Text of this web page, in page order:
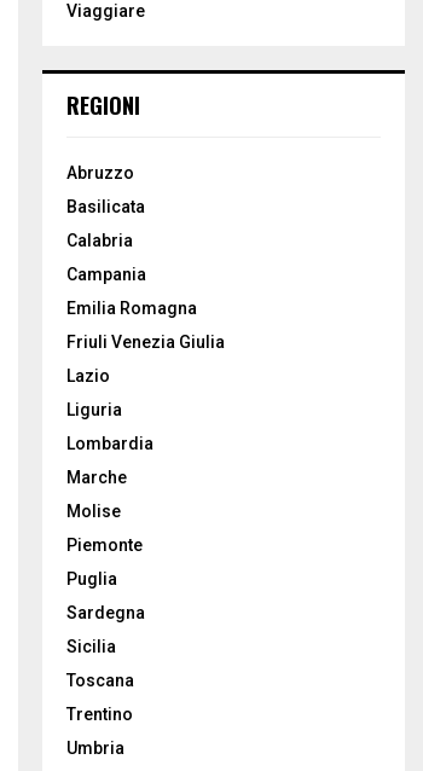
Viaggiare
REGIONI
Abruzzo
Basilicata
Calabria
Campania
Emilia Romagna
Friuli Venezia Giulia
Lazio
Liguria
Lombardia
Marche
Molise
Piemonte
Puglia
Sardegna
Sicilia
Toscana
Trentino
Umbria